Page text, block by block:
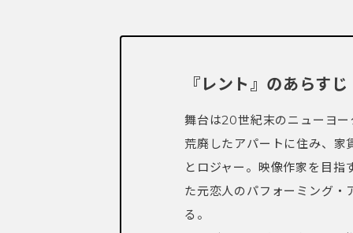
『レント』のあらすじ
舞台は20世紀末のニューヨ
荒廃したアパートに住み、家
とロジャー。映像作家を目
た元恋人のパフォーミング・
る。